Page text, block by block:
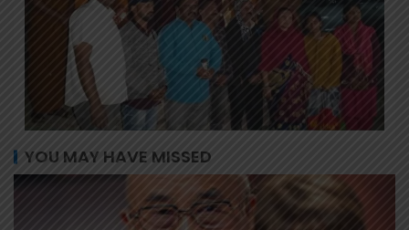
YOU MAY HAVE MISSED